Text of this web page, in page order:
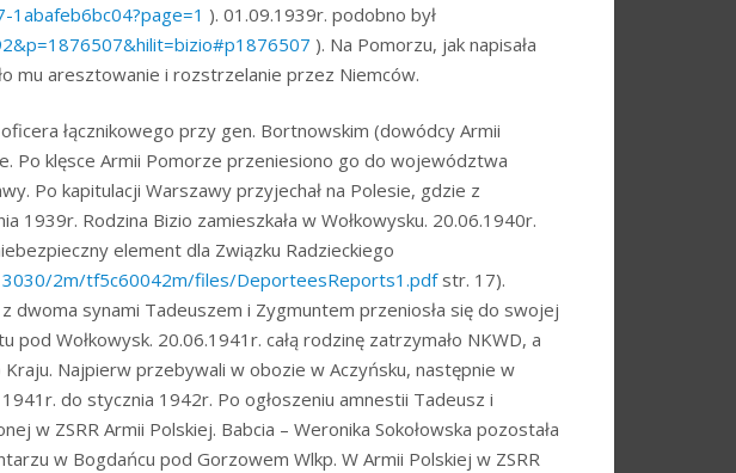
). 01.09.1939r. podobno był
). Na Pomorzu, jak napisała
mu aresztowanie i rozstrzelanie przez Niemców.
łącznikowego przy gen. Bortnowskim (dowódcy Armii
Po klęsce Armii Pomorze przeniesiono go do województwa
Po kapitulacji Warszawy przyjechał na Polesie, gdzie z
Rodzina Bizio zamieszkała w Wołkowysku. 20.06.1940r.
element dla Związku Radzieckiego
2m/tf5c60042m/files/DeporteesReports1.pdfstr. 17).
dwoma synami Tadeuszem i Zygmuntem przeniosła się do swojej
Wołkowysk. 20.06.1941r. całą rodzinę zatrzymało NKWD, a
Najpierw przebywali w obozie w Aczyńsku, następnie w
do stycznia 1942r. Po ogłoszeniu amnestii Tadeusz i
w ZSRR Armii Polskiej. Babcia – Weronika Sokołowska pozostała
w Bogdańcu pod Gorzowem Wlkp. W Armii Polskiej w ZSRR